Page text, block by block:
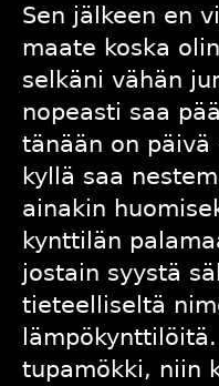
Sen jälkeen en
maate koska
selkäni vähän
nopeasti saa
tänään on päivä
kyllä saa
ainakin
kynttilän
jostain syystä
tieteelliseltä
tupamökki, niin